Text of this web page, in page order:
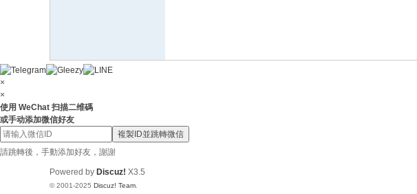
×
×
使用 WeChat 扫描二维碼
或手动添加微信好友
複製ID並跳轉微信
請跳轉後，手動添加好友，謝謝
Powered by Discuz! X3.5
© 2001-2025 Discuz! Team